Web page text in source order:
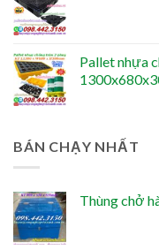
Pallet nhựa
BÁN CHẠY NHẤT
Thùng chở